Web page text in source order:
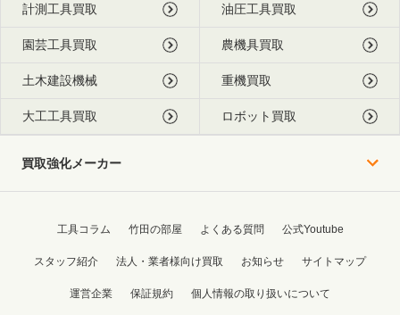
計測工具買取 油圧工具買取
園芸工具買取 農機具買取
土木建設機械 重機買取
大工工具買取 ロボット買取
買取強化メーカー
工具コラム 竹田の部屋 よくある質問 公式Youtube
スタッフ紹介 法人・業者様向け買取 お知らせ サイトマップ
運営企業 保証規約 個人情報の取り扱いについて